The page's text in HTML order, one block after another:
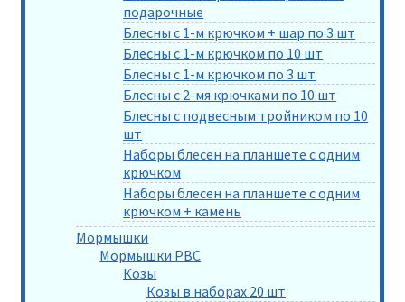
подарочные
Блесны с 1-м крючком + шар по 3 шт
Блесны с 1-м крючком по 10 шт
Блесны с 1-м крючком по 3 шт
Блесны с 2-мя крючками по 10 шт
Блесны с подвесным тройником по 10
шт
Наборы блесен на планшете с одним
крючком
Наборы блесен на планшете с одним
крючком + камень
Мормышки
Мормышки РВС
Козы
Козы в наборах 20 шт